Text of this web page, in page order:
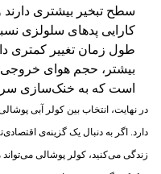
سطح تبخیر بیشتری
کارایی پدهای سلولزی
طول زمان تغییر کمتری
بیشتر، حجم هوای خروجی
است که به خنک‌سازی
در نهایت، انتخاب بین کولر آبی
دارد. اگر به دنبال یک گزینه‌ی
زندگی می‌کنید، کولر پوشالی می‌تواند